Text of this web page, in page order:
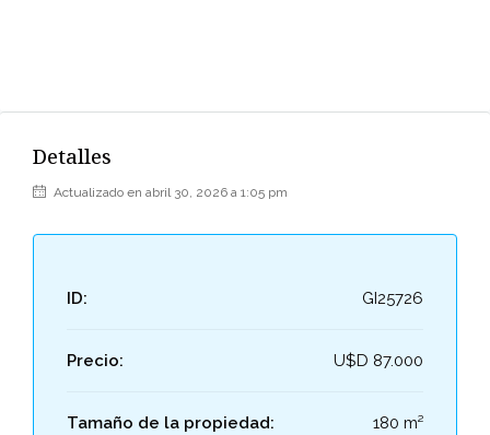
Detalles
Actualizado en abril 30, 2026 a 1:05 pm
ID: GI25726
Precio: U$D 87.000
Tamaño de la propiedad: 180 m²